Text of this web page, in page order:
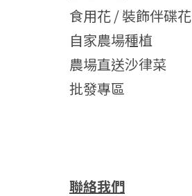
食用花 / 裝飾伴碟花
自家農場種植
農場直送沙律菜
批發專區
聯絡我們